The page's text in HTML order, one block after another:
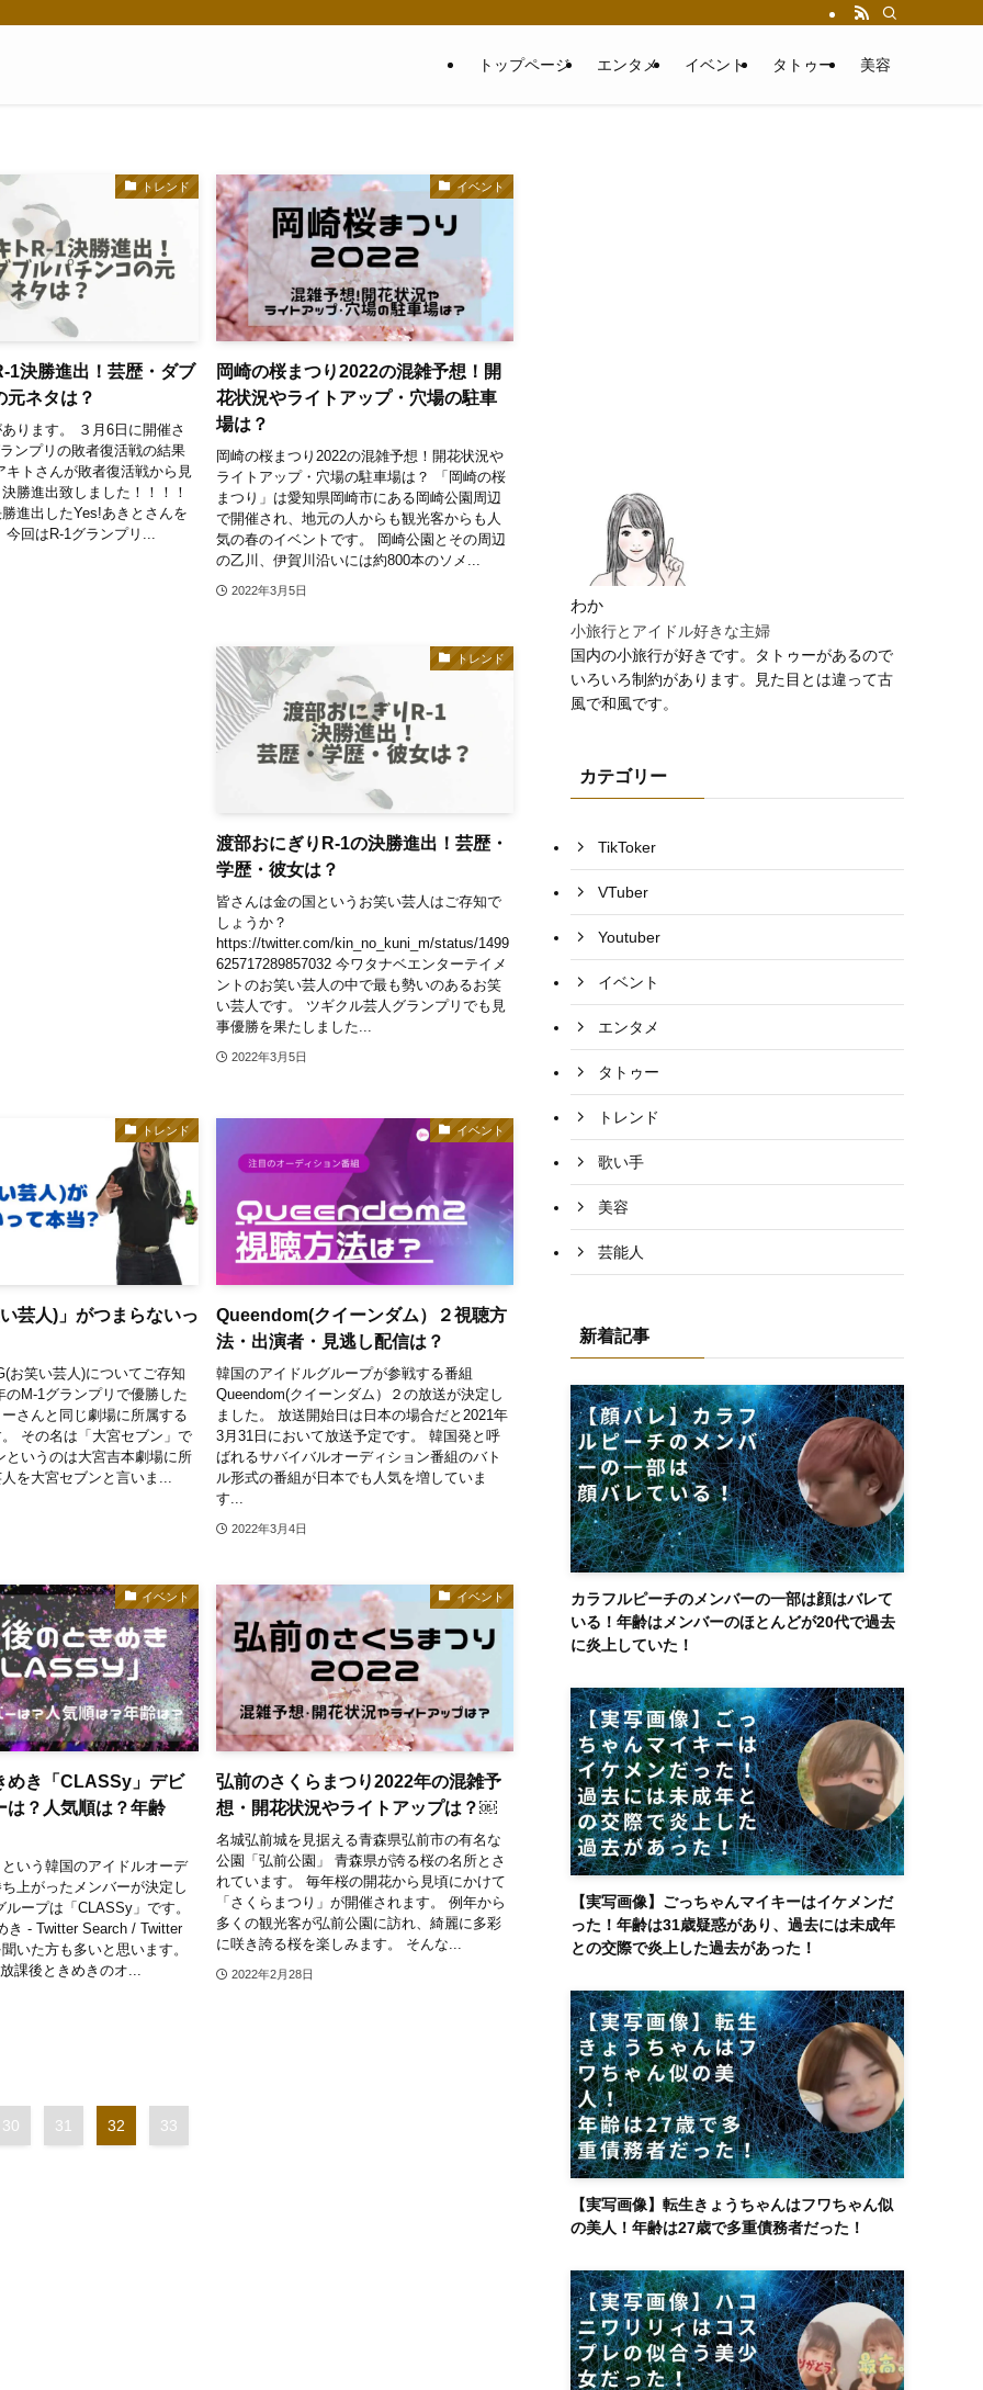
トップページ エンタメ イベント タトゥー 美容
トレンド
1決勝進出！芸歴・ダブ
元ネタは？
ります。 ３月6日に開催さ
ンプリの敗者復活戦の結果
キトさんが敗者復活戦から見
勝進出致しました！！！！
進出したYes!あきとさんを
今回はR-1グランプリ...
イベント
岡崎の桜まつり2022の混雑予想！開
花状況やライトアップ・穴場の駐車
場は？
岡崎の桜まつり2022の混雑予想！開花状況や
ライトアップ・穴場の駐車場は？ 「岡崎の桜
まつり」は愛知県岡崎市にある岡崎公園周辺
で開催され、地元の人からも観光客からも人
気の春のイベントです。 岡崎公園とその周辺
の乙川、伊賀川沿いには約800本のソメ...
2022年3月5日
トレンド
渡部おにぎりR-1の決勝進出！芸歴・
学歴・彼女は？
皆さんは金の国というお笑い芸人はご存知で
しょうか？
https://twitter.com/kin_no_kuni_m/status/1499
625717289857032 今ワタナベエンターテイメ
ントのお笑い芸人の中で最も勢いのあるお笑
い芸人です。 ツギクル芸人グランプリでも見
事優勝を果たしました...
2022年3月5日
トレンド
い芸人)」がつまらないっ
お笑い芸人)についてご存知
のM-1グランプリで優勝した
さんと同じ劇場に所属する
その名は「大宮セブン」で
というのは大宮吉本劇場に所
を大宮セブンと言いま...
イベント
Queendom(クイーンダム）２視聴方
法・出演者・見逃し配信は？
韓国のアイドルグループが参戦する番組
Queendom(クイーンダム）２の放送が決定し
ました。 放送開始日は日本の場合だと2021年
3月31日において放送予定です。 韓国発と呼
ばれるサバイバルオーディション番組のバト
ル形式の番組が日本でも人気を増していま
す...
2022年3月4日
イベント
めき「CLASSy」デビ
は？人気順は？年齢
いう韓国のアイドルオーデ
上がったメンバーが決定し
ループは「CLASSy」です。
き - Twitter Search / Twitter
いた方も多いと思います。
課後ときめきのオ...
イベント
弘前のさくらまつり2022年の混雑予
想・開花状況やライトアップは？￼
名城弘前城を見据える青森県弘前市の有名な
公園「弘前公園」 青森県が誇る桜の名所とさ
れています。 毎年桜の開花から見頃にかけて
「さくらまつり」が開催されます。 例年から
多くの観光客が弘前公園に訪れ、綺麗に多彩
に咲き誇る桜を楽しみます。 そんな...
2022年2月28日
30 31 32 33
わか
小旅行とアイドル好きな主婦
国内の小旅行が好きです。タトゥーがあるので
いろいろ制約があります。見た目とは違って古
風で和風です。
カテゴリー
TikToker
VTuber
Youtuber
イベント
エンタメ
タトゥー
トレンド
歌い手
美容
芸能人
新着記事
カラフルピーチのメンバーの一部は顔はバレて
いる！年齢はメンバーのほとんどが20代で過去
に炎上していた！
【実写画像】ごっちゃんマイキーはイケメンだ
った！年齢は31歳疑惑があり、過去には未成年
との交際で炎上した過去があった！
【実写画像】転生きょうちゃんはフワちゃん似
の美人！年齢は27歳で多重債務者だった！